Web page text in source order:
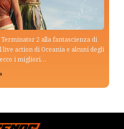
2 alla fantascienza di
live action di Oceania e alcuni degli
i migliori…